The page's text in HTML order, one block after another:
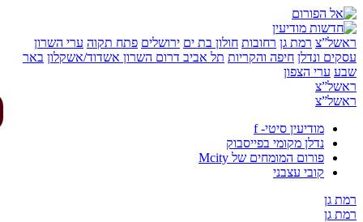
רמת גן רחובות חולון בת ים ירושלים פתח תקוה ערי השרון
ונדלן חיפה והקריות תל אביבדרום השרוןאשדוד/אשקלון באר
ערי הצפון
מודיעין סיטי- f
נדלן מקומי בפייסבוק
פורום המומחים של Mcity
קובי עצבני
גן
גן